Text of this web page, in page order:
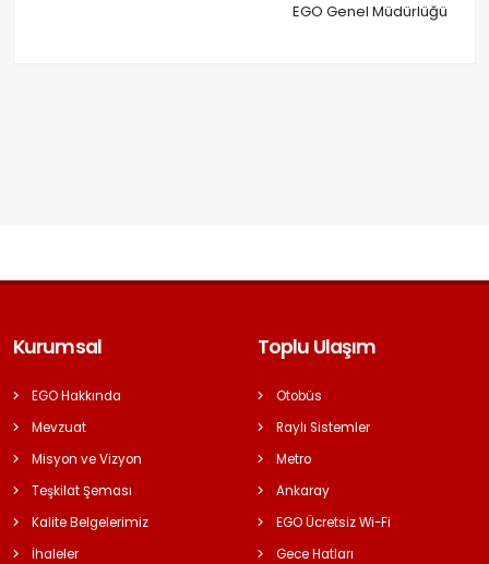
EGO Genel Müdürlüğü
Kurumsal
EGO Hakkında
Mevzuat
Misyon ve Vizyon
Teşkilat Şeması
Kalite Belgelerimiz
İhaleler
Toplu Ulaşım
Otobüs
Raylı Sistemler
Metro
Ankaray
EGO Ücretsiz Wi-Fi
Gece Hatları